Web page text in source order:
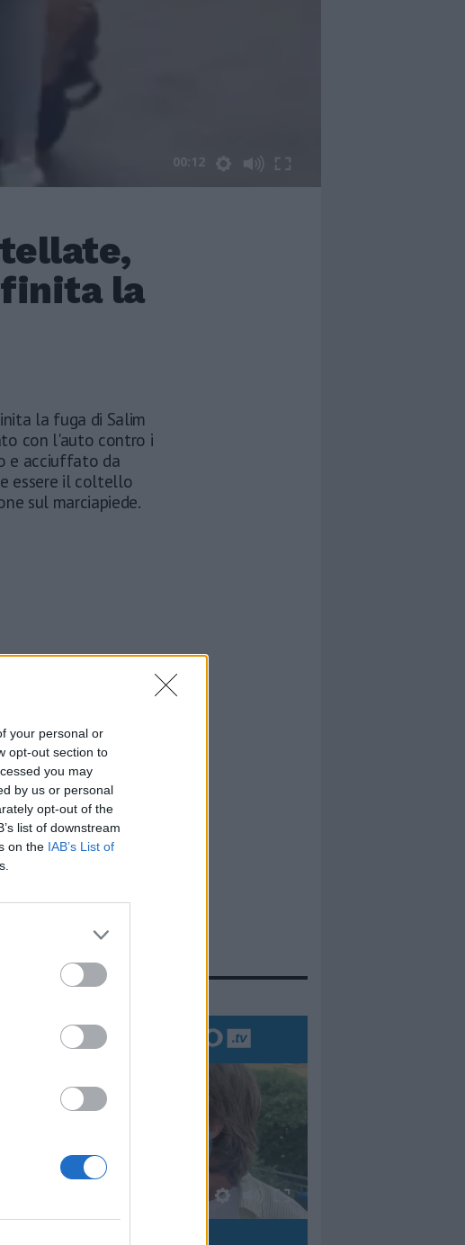
your personal or
opt-out section to
you may
by us or personal
opt-out of the
list of downstream
on the IAB’s List of
00:12
finita la
la fuga di Salim
con l'auto contro i
e acciuffato da
essere il coltello
sul marciapiede.
In evidenza